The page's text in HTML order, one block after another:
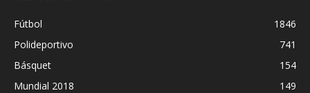
Fútbol
1846
Polideportivo
741
Básquet
154
Mundial 2018
149